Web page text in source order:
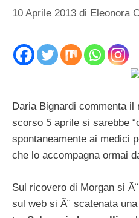
10 Aprile 2013 di Eleonora
Daria Bignardi commenta
scorso 5 aprile si sarebbe
spontaneamente ai medici
che lo accompagna ormai
Sul ricovero di Morgan si
sul web si Ã¨ scatenata